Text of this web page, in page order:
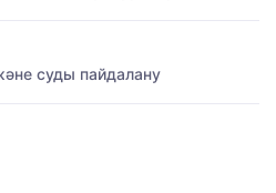
суды пайдалану